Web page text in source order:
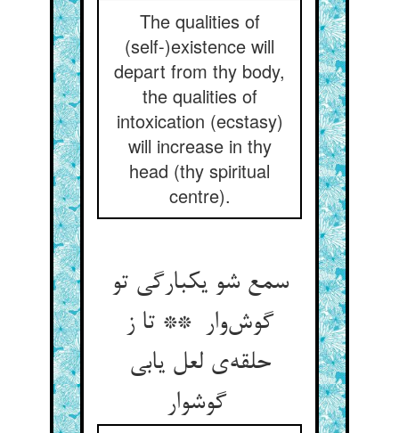
The qualities of
(self-)existence will
depart from thy body,
the qualities of
intoxication (ecstasy)
will increase in thy
head (thy spiritual
centre).
سمع شو یکبارگی تو
گوش‌وار ** تا ز
حلقه‌ی لعل یابی
گوشوار